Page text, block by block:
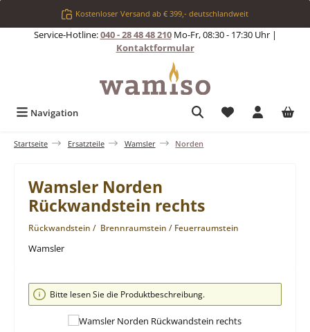
Zum Hauptinhalt springenKostenloser Versand ab € 399,- deutschlandweit
Service-Hotline:040 - 28 48 48 210Mo-Fr, 08:30 - 17:30 Uhr |
Kontaktformular
Navigation Du hast 0
Startseite Ersatzteile Wamsler Norden
Wamsler Norden
Rückwandstein rechts
Rückwandstein / Brennraumstein / Feuerraumstein
Wamsler
Bildergalerie überspringen
Bitte lesen Sie die Produktbeschreibung.